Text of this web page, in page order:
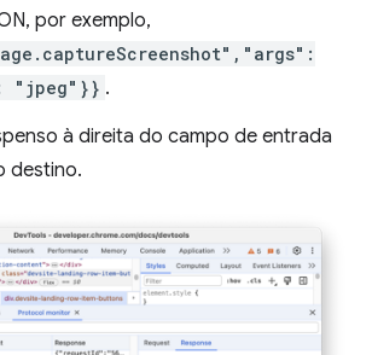
por exemplo,
"jpeg"}} .
à direita do campo de entrada
destino.